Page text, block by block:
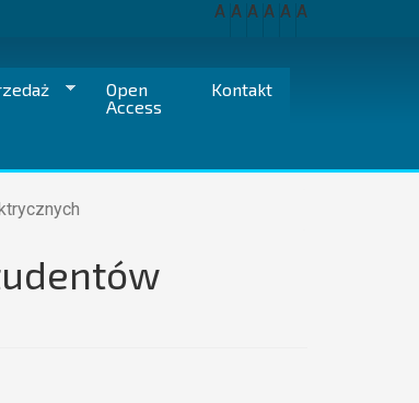
A A A A A A
Open
Access
Kontakt